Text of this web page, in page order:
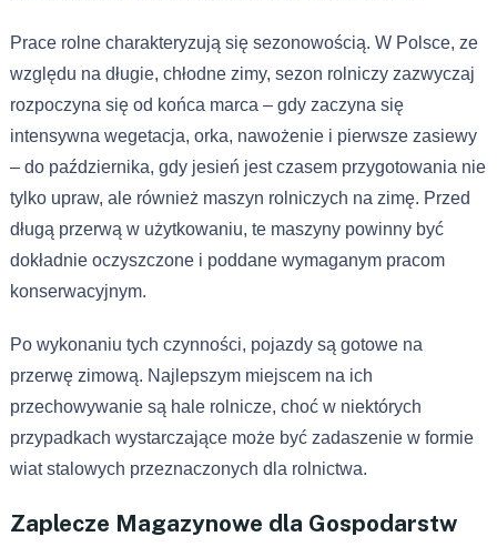
Prace rolne charakteryzują się sezonowością. W Polsce, ze
względu na długie, chłodne zimy, sezon rolniczy zazwyczaj
rozpoczyna się od końca marca – gdy zaczyna się
intensywna wegetacja, orka, nawożenie i pierwsze zasiewy
– do października, gdy jesień jest czasem przygotowania nie
tylko upraw, ale również maszyn rolniczych na zimę. Przed
długą przerwą w użytkowaniu, te maszyny powinny być
dokładnie oczyszczone i poddane wymaganym pracom
konserwacyjnym.
Po wykonaniu tych czynności, pojazdy są gotowe na
przerwę zimową. Najlepszym miejscem na ich
przechowywanie są hale rolnicze, choć w niektórych
przypadkach wystarczające może być zadaszenie w formie
wiat stalowych przeznaczonych dla rolnictwa.
Zaplecze Magazynowe dla Gospodarstw